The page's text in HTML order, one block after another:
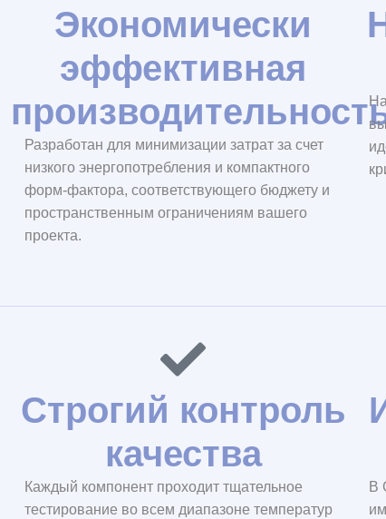
Экономически
эффективная
Разработан для минимизации затрат за счет
низкого энергопотребления и компактного
форм-фактора, соответствующего бюджету и
пространственным ограничениям вашего
проекта.
Строгий контроль
качества
Каждый компонент проходит тщательное
тестирование во всем диапазоне температур
В